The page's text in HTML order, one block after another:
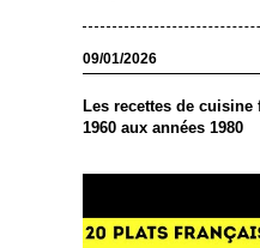
09/01/2026
Les recettes de
1960 aux années 1980